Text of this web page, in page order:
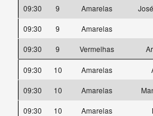
09:30
9 Amarelas
09:30
9
Amarelas
09:30
9 Vermelhas
09:30 10 Amarelas
09:30
10 Amarelas
09:30
10 Amarelas